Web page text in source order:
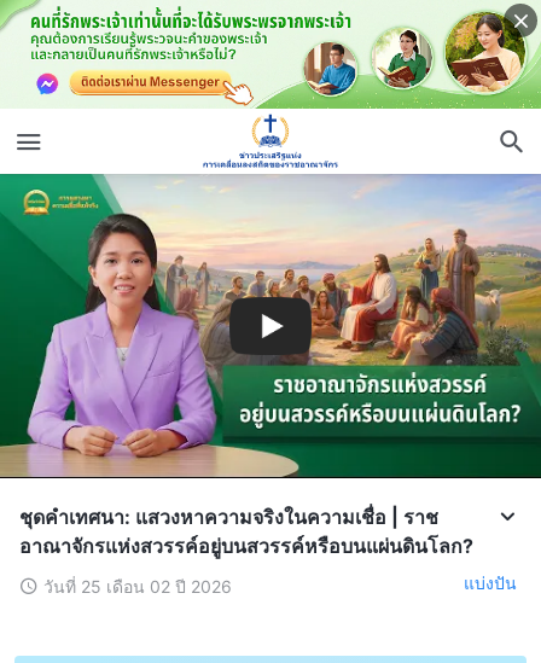
ชุดคำเทศนา: แสวงหาความจริงในความเชื่อ | ราช
อาณาจักรแห่งสวรรค์อยู่บนสวรรค์หรือบนแผ่นดินโลก?
วันที่ 25 เดือน 02 ปี 2026 แบ่งปัน